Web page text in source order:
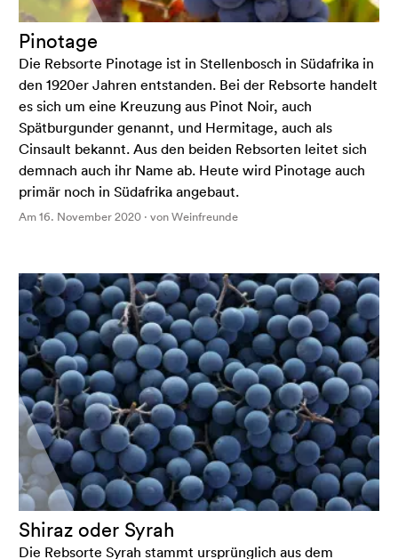
Pinotage
Die Rebsorte Pinotage ist in Stellenbosch in Südafrika in
den 1920er Jahren entstanden. Bei der Rebsorte handelt
es sich um eine Kreuzung aus Pinot Noir, auch
Spätburgunder genannt, und Hermitage, auch als
Cinsault bekannt. Aus den beiden Rebsorten leitet sich
demnach auch ihr Name ab. Heute wird Pinotage auch
primär noch in Südafrika angebaut.
Am 16. November 2020 · von Weinfreunde
Shiraz oder Syrah
Die Rebsorte Syrah stammt ursprünglich aus dem